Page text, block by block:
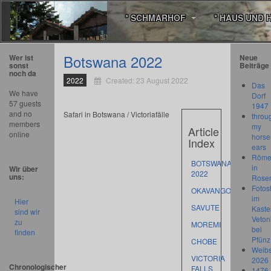
* SCHMARHOF * HAUS UND
Botswana 2022
2022 Created: 23 August 2022
Article
Index
BOTSWANA
2022
OKAVANGO
SAVUTE
MOREMI
CHOBE
VICTORIA
FALLS
Safari in Botswana / Victoriafälle
Wer ist
sonst
noch da
We have
57 guests
and no
members
online
Wir über
uns:
Hier
sind wir
zu
finden
Chronologischer
Neue
Beiträge
Das
Dorf
1947
my
ears
in
im
bei
Pfünz
2026